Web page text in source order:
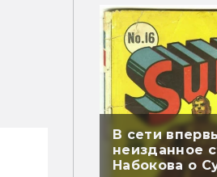
В сети
неизданное
Набокова о